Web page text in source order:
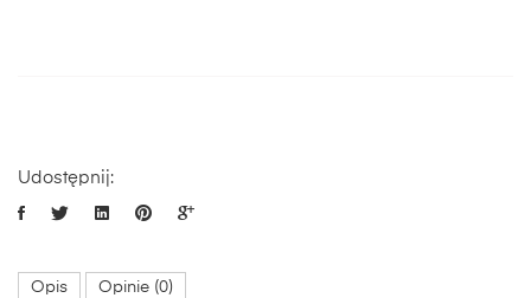
Udostępnij:
Opis Opinie (0)